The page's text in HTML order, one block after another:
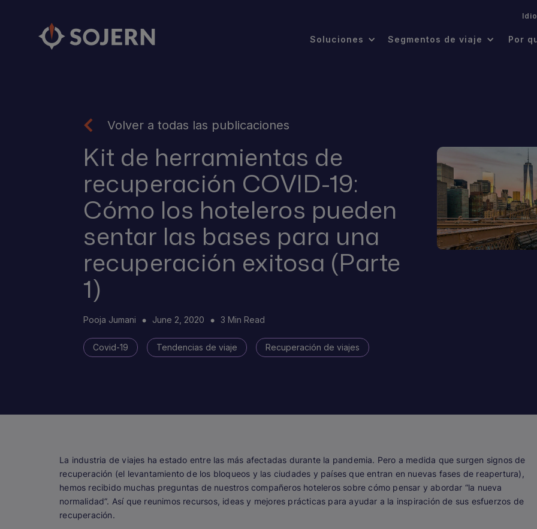
Soluciones Segmentos de viaje Por
Volver a todas las publicaciones
Kit de herramientas de
recuperación COVID-19:
Cómo los hoteleros pueden
sentar las bases para una
recuperación exitosa (Parte
1)
Pooja Jumani June 2, 2020 3 Min Read
Covid-19 Tendencias de viaje Recuperación de viajes
La industria de viajes ha estado entre las más afectadas durante la pandemia. Pero a medida que surgen signos de
recuperación (el levantamiento de los bloqueos y las ciudades y países que entran en nuevas fases de reapertura),
hemos recibido muchas preguntas de nuestros compañeros hoteleros sobre cómo pensar y abordar “la nueva
normalidad”. Así que reunimos recursos, ideas y mejores prácticas para ayudar a la inspiración de sus esfuerzos de
recuperación.